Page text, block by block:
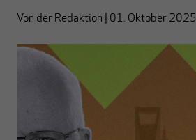
Von der Redaktion 01. Oktober 2025